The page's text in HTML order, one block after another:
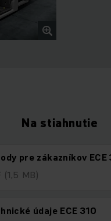
Na stiahnutie
pre zákazníkov ECE
(1,5 MB)
údaje ECE 310